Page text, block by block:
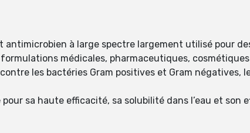
antimicrobien à large spectre largement utilisé pour
médicales, pharmaceutiques,
les bactéries Gram positives et Gram négatives,
sa haute efficacité, sa solubilité dans l’eau et